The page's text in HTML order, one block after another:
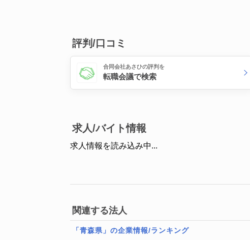
評判/口コミ
合同会社あさひの評判を
転職会議で検索
求人/バイト情報
求人情報を読み込み中...
関連する法人
「青森県」の企業情報/ランキング